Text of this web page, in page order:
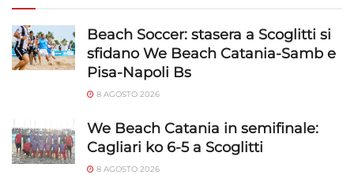
Beach Soccer: stasera a Scoglitti si
sfidano We Beach Catania-Samb e
Pisa-Napoli Bs
8 AGOSTO 2026
We Beach Catania in semifinale:
Cagliari ko 6-5 a Scoglitti
8 AGOSTO 2026